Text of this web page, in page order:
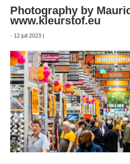
Photography by
www.kleurstof.eu
- 12 juli 2023 |